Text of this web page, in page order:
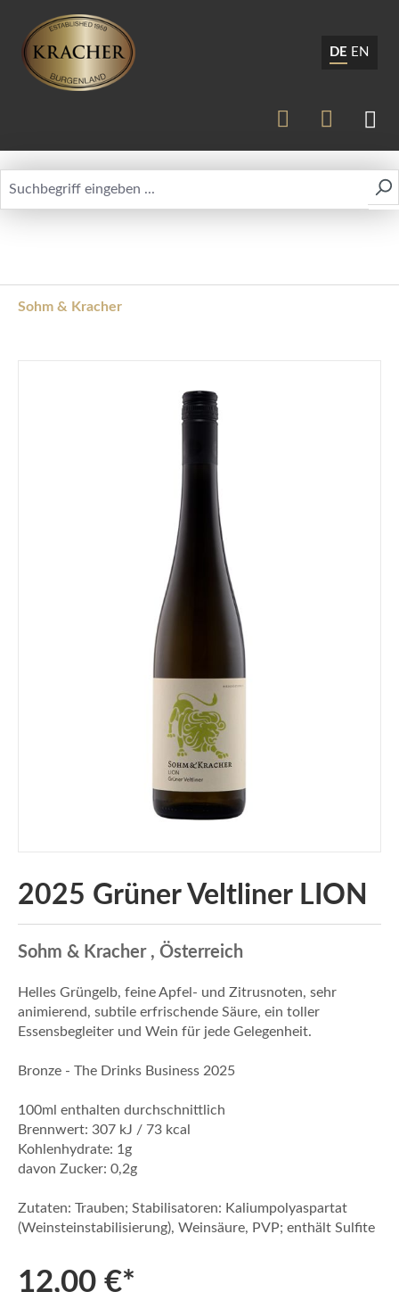
DE EN
Sohm & Kracher
2025 Grüner Veltliner LION
Sohm & Kracher , Österreich
Helles Grüngelb, feine Apfel- und Zitrusnoten, sehr
animierend, subtile erfrischende Säure, ein toller
Essensbegleiter und Wein für jede Gelegenheit.
Bronze - The Drinks Business 2025
100ml enthalten durchschnittlich
Brennwert: 307 kJ / 73 kcal
Kohlenhydrate: 1g
davon Zucker: 0,2g
Zutaten: Trauben; Stabilisatoren: Kaliumpolyaspartat
(Weinsteinstabilisierung), Weinsäure, PVP; enthält Sulfite
12,00 €*